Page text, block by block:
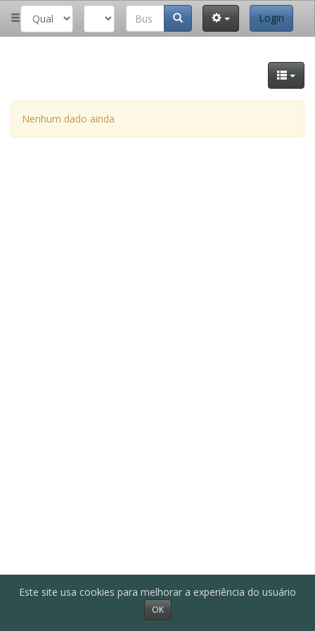
Login
Nenhum dado ainda
Este site usa cookies para melhorar a experiência do usuário
OK